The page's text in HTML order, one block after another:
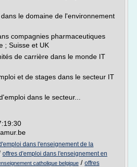
le domaine de l'environnement
compagnies pharmaceutiques
; Suisse et UK
de carrière dans le monde IT
et de stages dans le secteur IT
dans le secteur...
dans l'enseignement de la
offres d'emploi dans l'enseignement en
catholique belgique / offres